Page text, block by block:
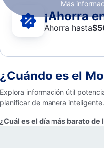
Más
¡Ahorra
Ahorra hasta$
¿Cuándo es el
Explora información útil
planificar de manera inteligente.
¿Cuál es el día más barato